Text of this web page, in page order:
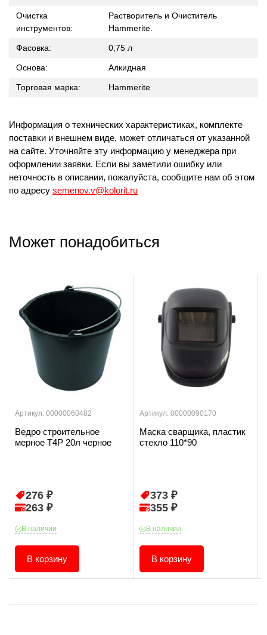
Очистка
инструментов:
Растворитель и Очиститель
Hammerite.
Фасовка: 0,75 л
Основа: Алкидная
Торговая марка: Hammerite
Информация о технических характеристиках, комплекте
поставки и внешнем виде, может отличаться от указанной
на сайте. Уточняйте эту информацию у менеджера при
оформлении заявки. Если вы заметили ошибку или
неточность в описании, пожалуйста, сообщите нам об этом
по адресу semenov.v@kolorit.ru
Может понадобиться
Артикул: 00000060482
Ведро строительное
мерное T4P 20л черное
276 ₽
263 ₽
В наличии
В корзину
Артикул: 00000090170
Маска сварщика, пластик
стекло 110*90
373 ₽
355 ₽
В наличии
В корзину